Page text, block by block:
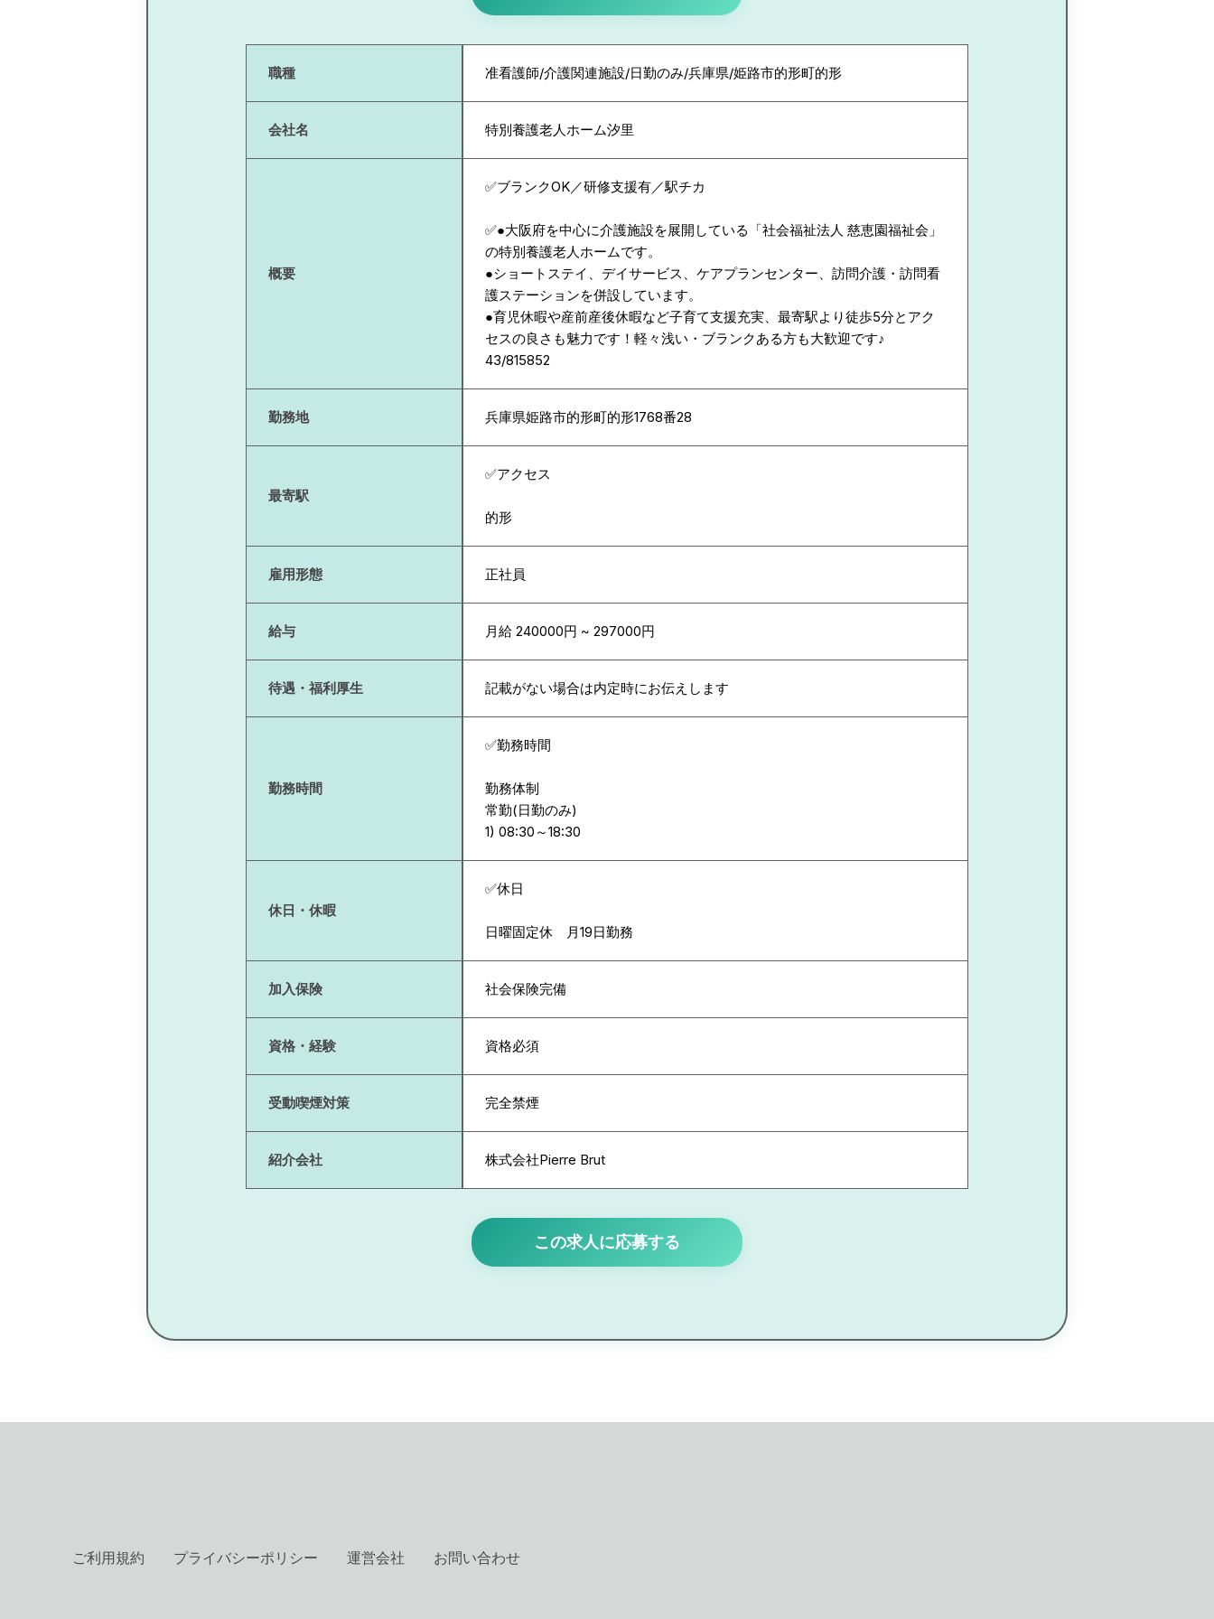
職種 准看護師/介護関連施設/日勤のみ/兵庫県/姫路市的形町的形
会社名 特別養護老人ホーム汐里
概要
✅ブランクOK／研修支援有／駅チカ
✅●大阪府を中心に介護施設を展開している「社会福祉法人 慈恵園福祉会」
の特別養護老人ホームです。
●ショートステイ、デイサービス、ケアプランセンター、訪問介護・訪問看
護ステーションを併設しています。
●育児休暇や産前産後休暇など子育て支援充実、最寄駅より徒歩5分とアク
セスの良さも魅力です！軽々浅い・ブランクある方も大歓迎です♪
43/815852
勤務地 兵庫県姫路市的形町的形1768番28
最寄駅
✅アクセス
的形
雇用形態 正社員
給与 月給 240000円 ~ 297000円
待遇・福利厚生 記載がない場合は内定時にお伝えします
勤務時間
✅勤務時間
勤務体制
常勤(日勤のみ)
休日・休暇
✅休日
日曜固定休 月19日勤務
加入保険 社会保険完備
資格・経験 資格必須
受動喫煙対策 完全禁煙
紹介会社 株式会社Pierre Brut
この求人に応募する
ご利用規約 プライバシーポリシー 運営会社 お問い合わせ